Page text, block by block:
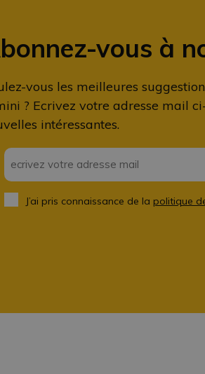
vous à
vous les meilleures
? Ecrivez votre adresse mail
intéressantes.
Privacy*
J’ai pris connaissance de la politique